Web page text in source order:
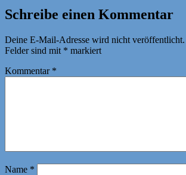
Schreibe einen Kommentar
Deine E-Mail-Adresse wird nicht veröffentlicht.
Felder sind mit * markiert
Kommentar *
Name *